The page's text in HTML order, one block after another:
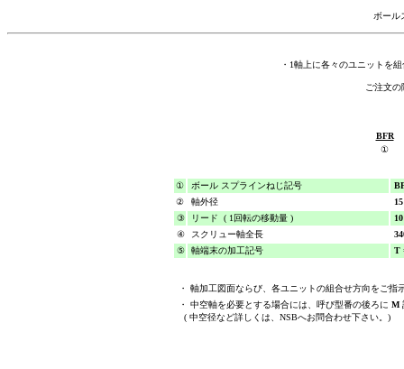
ボール
・1軸上に各々のユニットを
ご注文
BFR
①
① ボール スプラインねじ記号
②
軸外径 15
③
リード ( 1回転の移動量 ) 10
④
スクリュー軸全長
⑤
軸端末の加工記号 T
・ 軸加工図面ならび、各ユニットの組合せ方向をご指
・ 中空軸を必要とする場合には、呼び型番の後ろに M
( 中空径など詳しくは、NSBへお問合わせ下さい。)